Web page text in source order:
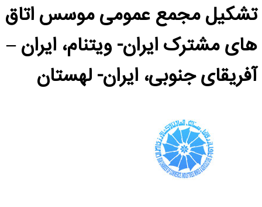
تشکیل مجمع عمومی موسس اتاق
های مشترک ایران- ویتنام، ایران –
آفریقای جنوبی، ایران- لهستان